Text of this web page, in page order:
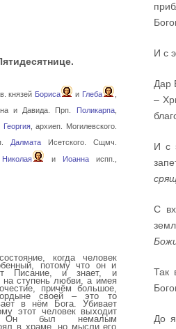
И с
Дар
–
И с
С
Так
До
князей Бориса и Глеба
и Давида. Прп.
Поликарпа,
Георгия, архиеп. Могилевского.
ДалматаИсетского. Сщмч.
Николая и Иоаннаиспп.,
когда человек
потому что он и
Писание, и знает, и
на ступень любви, а имея
причём большое,
своей – это то
в нём Бога. Убивает
этот человек выходит
Он был немалым
в храме, но мысли его